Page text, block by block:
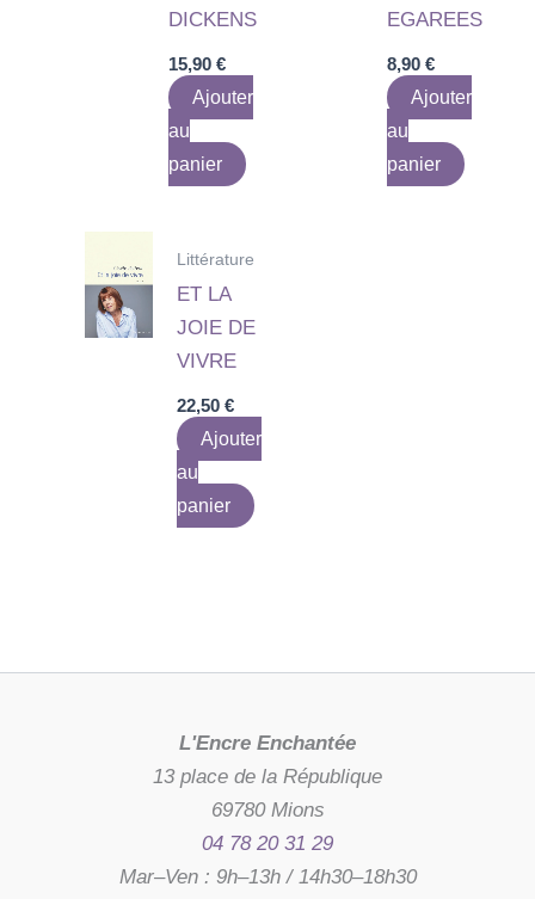
DICKENS
15,90€
Ajouter
au
panier
EGAREES
8,90 €
Ajouter
au
panier
Littérature
ET LA
JOIE DE
VIVRE
22,50€
Ajouter
au
panier
L'Encre Enchantée
13 place de la République
69780 Mions
04 78 20 31 29
Mar–Ven : 9h–13h / 14h30–18h30